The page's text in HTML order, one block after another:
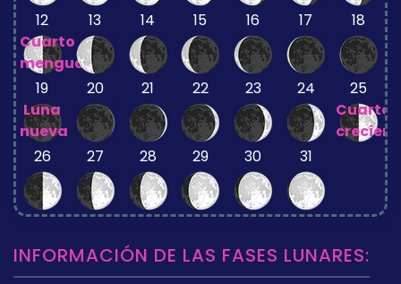
12
Cuarto
menguante
13 14 15 16 17 18
19
Luna
nueva
20 21 22 23 24
25
Cuarto
26
27 28 29 30 31
INFORMACIÓN DE LAS FASES LUNARES: